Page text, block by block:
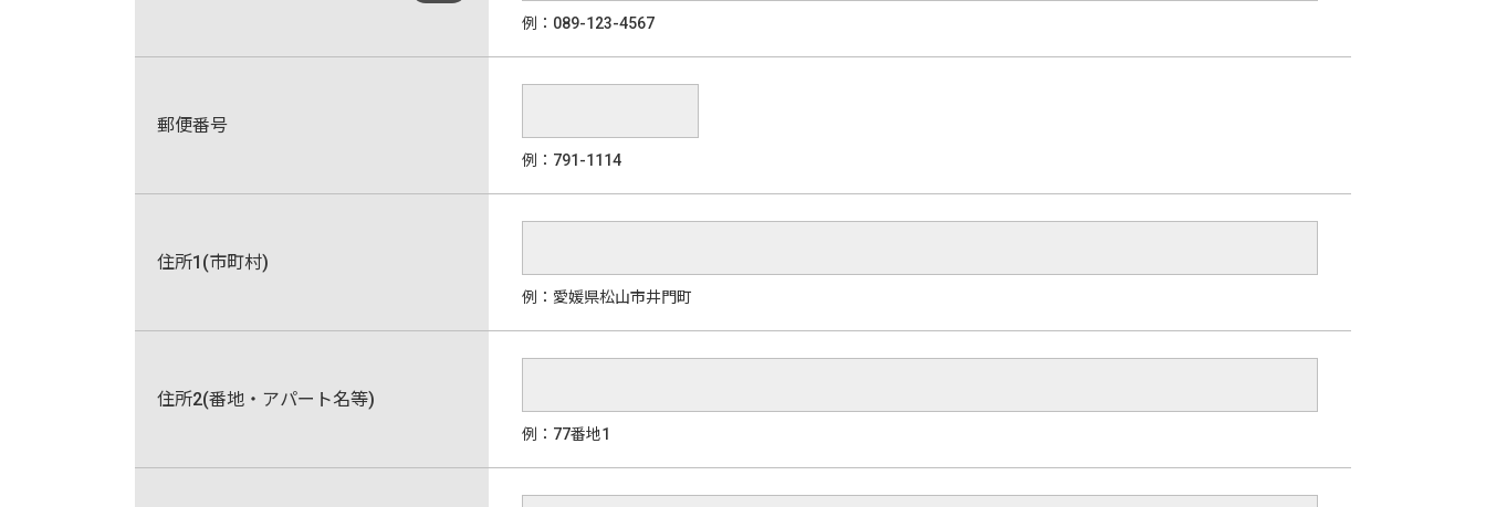
例：089-123-4567
郵便番号
例：791-1114
住所1(市町村)
例：愛媛県松山市井門町
住所2(番地・アパート名等)
例：77番地1